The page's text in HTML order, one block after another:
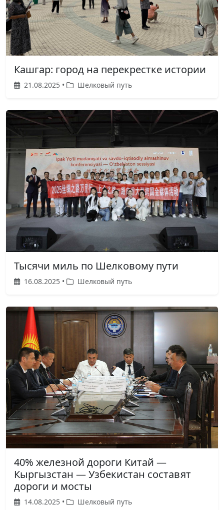
Кашгар: город на перекрестке истории
21.08.2025 • Шелковый путь
Тысячи миль по Шелковому пути
16.08.2025 • Шелковый путь
40% железной дороги Китай —
Кыргызстан — Узбекистан составят
дороги и мосты
14.08.2025 • Шелковый путь